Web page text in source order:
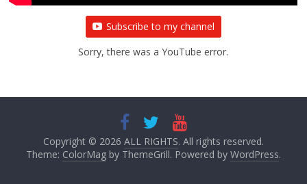
Subscribe to my channel
Sorry, there was a YouTube error.
Copyright © 2026 ALL RIGHTS. All rights reserved.
Theme: ColorMagby ThemeGrill. Powered by WordPress.